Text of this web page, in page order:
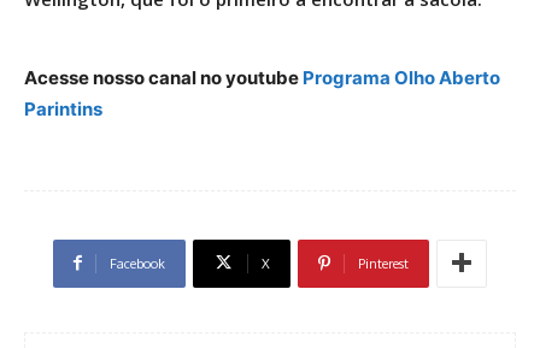
Acesse nosso canal no youtube Programa Olho Aberto
Parintins
Facebook X Pinterest